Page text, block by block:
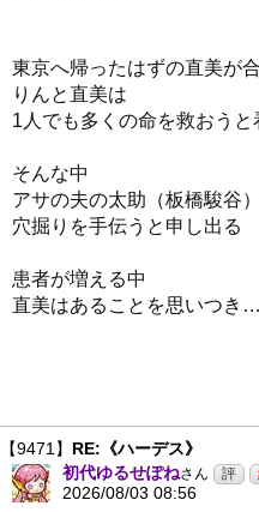
東京へ帰ったはずの直美が
りんと直美は
1人でも多くの命を救おうと
そんな中
アサの夫の太助（板橋駿谷
穴掘りを手伝うと申し出る
患者が増える中
直美はあることを思いつき…
【9471】 RE:《ハーデス》
初代ゆるせぽねさん
2026/08/03 08:56